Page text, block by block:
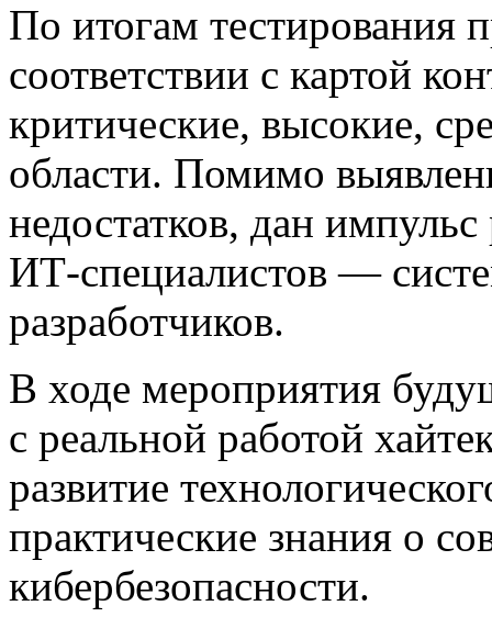
По итогам тестирования
соответствии с картой
критические, высокие,
области. Помимо
недостатков, дан
ИТ-специалистов —
разработчиков.
В ходе мероприятия
с реальной работой
развитие
практические знания о
кибербезопасности.